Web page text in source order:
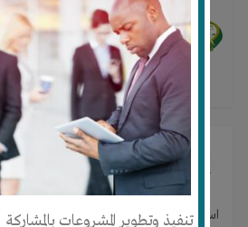
تنفيذ وتطوير المشروعات بالمشاركة
محمد جابر عيد محمدمنذ 6 سنوات
ماهو الحد الادنى للمشاركة في المشروع
0
·
0
MOHAMED ALZAMEL
معقمة - latex Gloves Factory
منذ 6 سنوات - ترجم
استطيع ان اشارك بـ : capital .